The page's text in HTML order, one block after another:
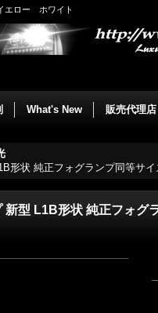
エロー ホワイト
What's New 販売代理店
形状 純正フォグランプ同等サ
型 L1B形状 純正フォグ